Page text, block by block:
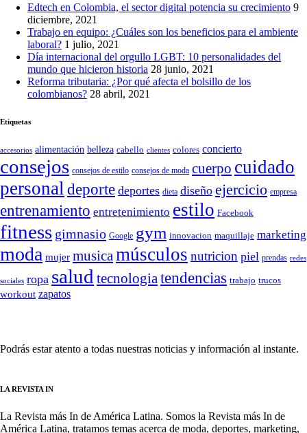
Edtech en Colombia, el sector digital potencia su crecimiento 9
diciembre, 2021
Trabajo en equipo: ¿Cuáles son los beneficios para el ambiente
laboral? 1 julio, 2021
Día internacional del orgullo LGBT: 10 personalidades del
mundo que hicieron historia 28 junio, 2021
Reforma tributaria: ¿Por qué afecta el bolsillo de los
colombianos? 28 abril, 2021
Etiquetas
accesorios alimentación belleza cabello clientes colores concierto
consejos consejos de estilo consejos de moda cuerpo cuidado
personal deporte deportes dieta diseño ejercicio empresa
entrenamiento entretenimiento estilo Facebook
fitness gimnasio Google gym innovacion maquillaje marketing
moda mujer musica músculos nutricion piel prendas redes
sociales ropa salud tecnologia tendencias trabajo trucos
workout zapatos
Podrás estar atento a todas nuestras noticias y información al instante.
LA REVISTA IN
La Revista más In de América Latina. Somos la Revista más In de
América Latina, tratamos temas acerca de moda, deportes, marketing,